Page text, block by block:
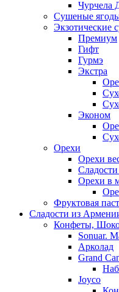
Чурчела
Сушеные
Экзотические
Премиум
Гифт
Гурмэ
Экстра
Эконом
Орехи
Орехи
Орехи в
Фруктовая
Сладости из
Конфеты,
Sonuar.
Арколад
Grand
Joyco